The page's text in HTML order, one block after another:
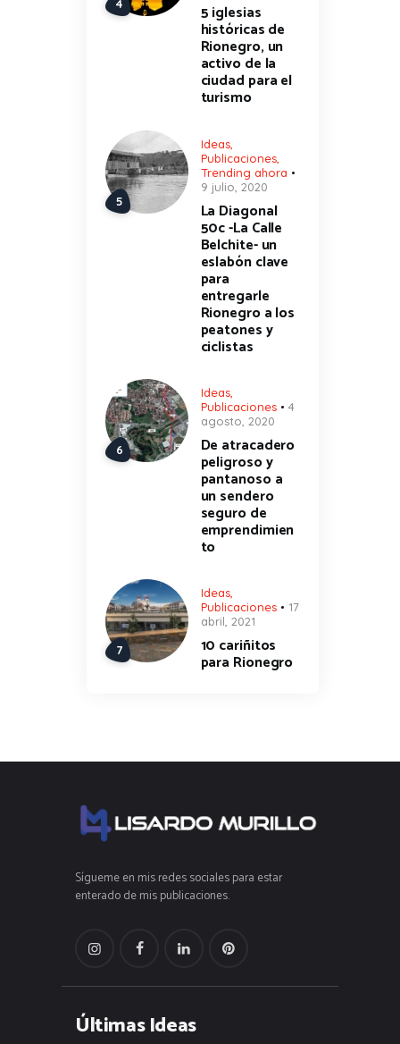
5 iglesias
históricas de
Rionegro, un
activo de la
ciudad para el
turismo
Ideas,
Publicaciones,
Trending ahora
9 julio, 2020
La Diagonal
50c -La Calle
Belchite- un
eslabón clave
para
entregarle
Rionegro a los
peatones y
ciclistas
Ideas,
Publicaciones
4
agosto, 2020
De atracadero
peligroso y
pantanoso a
un sendero
seguro de
emprendimien
to
Ideas,
Publicaciones
17
abril, 2021
10 cariñitos
para Rionegro
Sígueme en mis redes sociales para estar
enterado de mis publicaciones.
Últimas Ideas